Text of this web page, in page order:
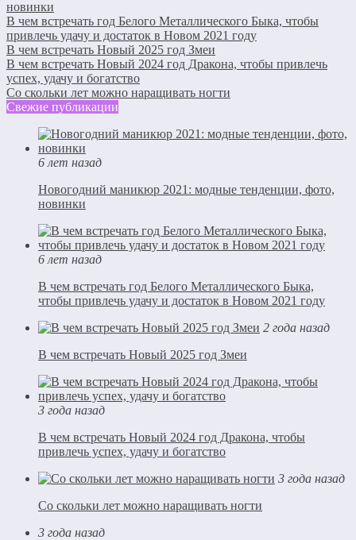
новинки
В чем встречать год Белого Металлического Быка, чтобы
привлечь удачу и достаток в Новом 2021 году
В чем встречать Новый 2025 год Змеи
В чем встречать Новый 2024 год Дракона, чтобы привлечь
успех, удачу и богатство
Со скольки лет можно наращивать ногти
Свежие публикации
6 лет назад
Новогодний маникюр 2021: модные тенденции, фото,
новинки
6 лет назад
В чем встречать год Белого Металлического Быка,
чтобы привлечь удачу и достаток в Новом 2021 году
2 года назад
В чем встречать Новый 2025 год Змеи
3 года назад
В чем встречать Новый 2024 год Дракона, чтобы
привлечь успех, удачу и богатство
3 года назад
Со скольки лет можно наращивать ногти
3 года назад